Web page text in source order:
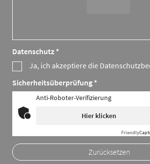
Datenschutz *
Ja, ich akzeptiere die
Sicherheitsüberprüfung *
Anti-Roboter-Verifizierung
Hier klicken
Friendly
Zurücksetzen